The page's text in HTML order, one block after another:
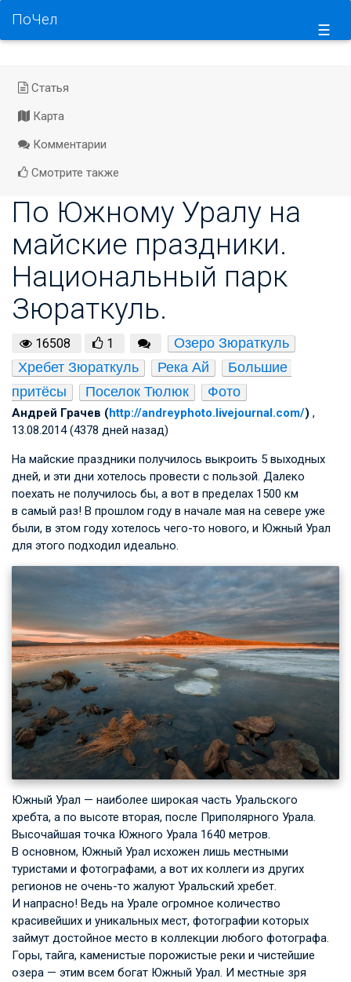
☰
ПоЧел
Статья
Карта
Комментарии
Смотрите также
По Южному Уралу на
майские праздники.
Национальный парк
Зюраткуль.
16508 1
Озеро Зюраткуль
Хребет Зюраткуль
Река Ай
Большие
притёсы
Поселок Тюлюк Фото
Андрей Грачев (http://andreyphoto.livejournal.com/) ,
13.08.2014 (4378 дней назад)
На майские праздники получилось выкроить 5 выходных
дней, и эти дни хотелось провести с пользой. Далеко
поехать не получилось бы, а вот в пределах 1500 км
в самый раз! В прошлом году в начале мая на севере уже
были, в этом году хотелось чего-то нового, и Южный Урал
для этого подходил идеально.
Южный Урал — наиболее широкая часть Уральского
хребта, а по высоте вторая, после Приполярного Урала.
Высочайшая точка Южного Урала 1640 метров.
В основном, Южный Урал исхожен лишь местными
туристами и фотографами, а вот их коллеги из других
регионов не очень-то жалуют Уральский хребет.
И напрасно! Ведь на Урале огромное количество
красивейших и уникальных мест, фотографии которых
займут достойное место в коллекции любого фотографа.
Горы, тайга, каменистые порожистые реки и чистейшие
озера — этим всем богат Южный Урал. И местные зря